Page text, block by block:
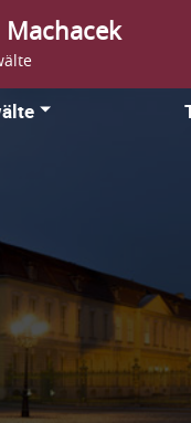
Machacek